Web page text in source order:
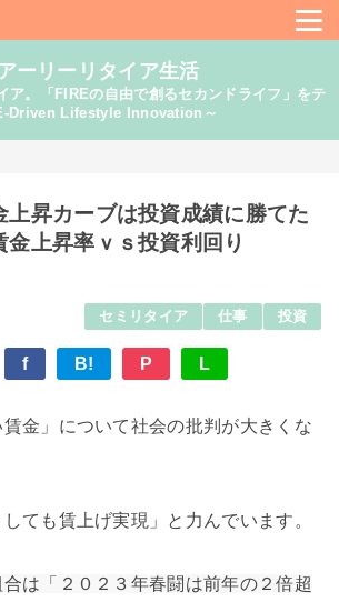
ーリーリタイア生活
ア。「FIREの自由で創るセカンドライフ」をテ
Driven Lifestyle Innovation～
上昇カーブは投資成績に勝てた
上昇率ｖｓ投資利回り
セミリタイア
仕事 投資
f B! P L
金」について社会の批判が大きくな
ても賃上げ実現」と力んでいます。
は「２０２３年春闘は前年の２倍超